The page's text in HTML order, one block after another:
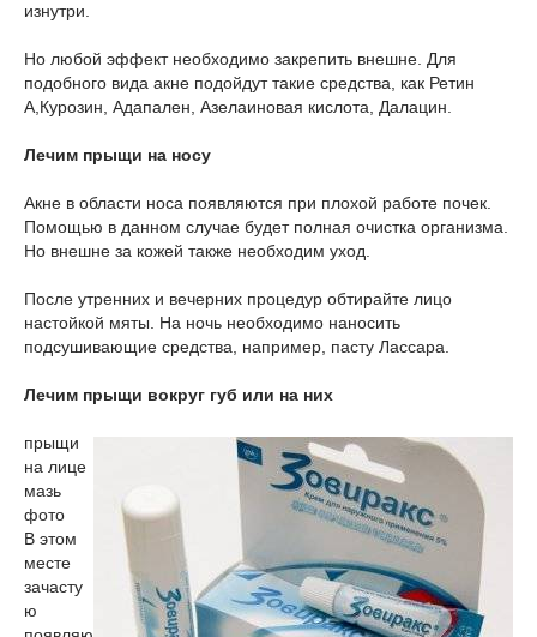
изнутри.
Но любой эффект необходимо закрепить внешне. Для
подобного вида акне подойдут такие средства, как Ретин
А,Курозин, Адапален, Азелаиновая кислота, Далацин.
Лечим прыщи на носу
Акне в области носа появляются при плохой работе почек.
Помощью в данном случае будет полная очистка организма.
Но внешне за кожей также необходим уход.
После утренних и вечерних процедур обтирайте лицо
настойкой мяты. На ночь необходимо наносить
подсушивающие средства, например, пасту Лассара.
Лечим прыщи вокруг губ или на них
прыщи
на лице
мазь
фото
В этом
месте
зачасту
ю